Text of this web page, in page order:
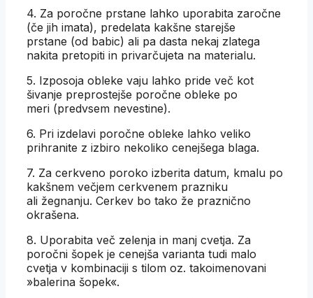
4. Za poročne prstane lahko uporabita zaročne
(če jih imata), predelata kakšne starejše
prstane (od babic) ali pa dasta nekaj zlatega
nakita pretopiti in privarčujeta na materialu.
5. Izposoja obleke vaju lahko pride več kot
šivanje preprostejše poročne obleke po
meri (predvsem nevestine).
6. Pri izdelavi poročne obleke lahko veliko
prihranite z izbiro nekoliko cenejšega blaga.
7. Za cerkveno poroko izberita datum, kmalu po
kakšnem večjem cerkvenem prazniku
ali žegnanju. Cerkev bo tako že praznično
okrašena.
8. Uporabita več zelenja in manj cvetja. Za
poročni šopek je cenejša varianta tudi malo
cvetja v kombinaciji s tilom oz. takoimenovani
»balerina šopek«.